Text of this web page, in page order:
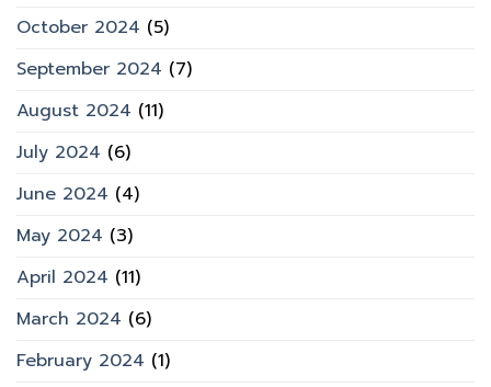
October 2024 (5)
September 2024 (7)
August 2024 (11)
July 2024 (6)
June 2024 (4)
May 2024 (3)
April 2024 (11)
March 2024 (6)
February 2024 (1)